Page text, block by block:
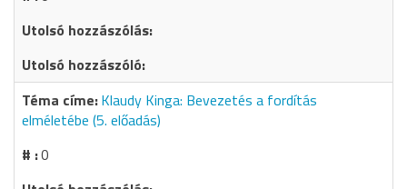
Klaudy Kinga: Bevezetés a fordítás
elméletébe (5. előadás)
0